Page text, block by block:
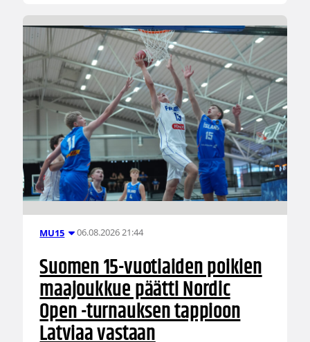
MU15 06.08.2026 21:44
Suomen 15-vuotiaiden poikien
maajoukkue päätti Nordic
Open -turnauksen tappioon
Latviaa vastaan